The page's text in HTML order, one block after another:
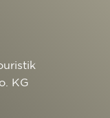
KG